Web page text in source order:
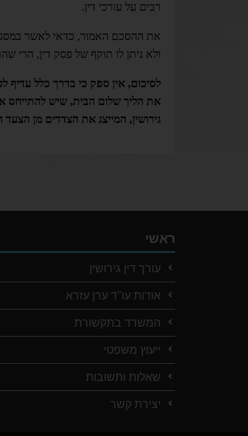
רבים על עורכי דין.
את ההסכם האמור, כדאי לאשר
ולא ניתן לו תוקף של פסק דין, הרי
לסיכום, אין ספק כי בדרך כלל עדיף
את הליך שלום הבית, שיש להתייחס
גירושין, המייצג את הצדדים מן הצעד
ראשי
עורך דין גירושין
אודות עו"ד ערן עזרא
המשרד בתקשורת
ייעוץ משפטי
שאלות ותשובות
יצירת קשר